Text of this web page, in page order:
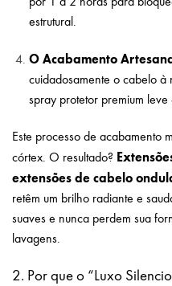
estrutural.
O Acabamento
cuidadosamente o cabelo à
spray protetor premium
Este processo de acabamento
córtex. O resultado?
extensões de cabelo
retêm um brilho radiante e
suaves e nunca perdem sua
lavagens.
2. Por que o “Luxo